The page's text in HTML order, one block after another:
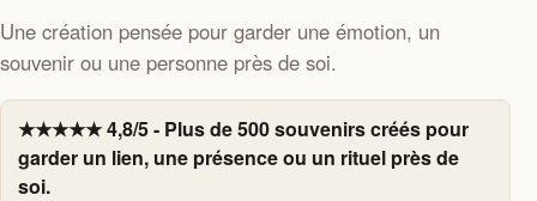
Une création pensée pour garder une émotion, un
souvenir ou une personne près de soi.
★★★★★ 4,8/5 - Plus de 500 souvenirs créés pour
garder un lien, une présence ou un rituel près de
soi.